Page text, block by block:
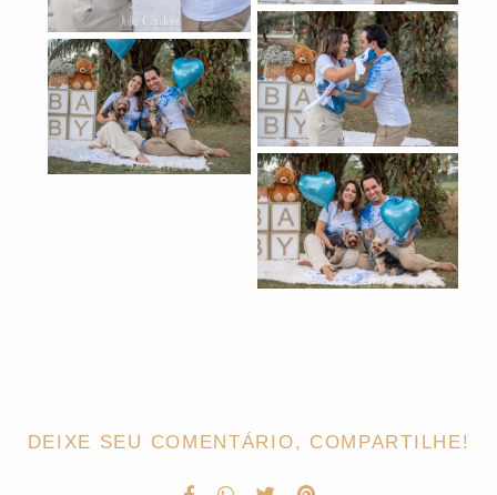
DEIXE SEU COMENTÁRIO, COMPARTILHE!